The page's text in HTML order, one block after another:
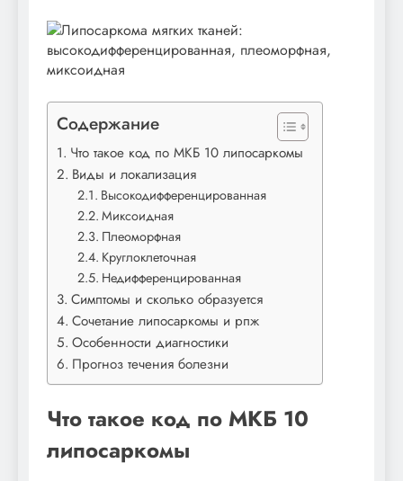
Содержание
Что такое код по МКБ 10 липосаркомы
Виды и локализация
Высокодифференцированная
Миксоидная
Плеоморфная
Круглоклеточная
Недифференцированная
Симптомы и сколько образуется
Сочетание липосаркомы и рпж
Особенности диагностики
Прогноз течения болезни
Что такое код по МКБ 10
липосаркомы